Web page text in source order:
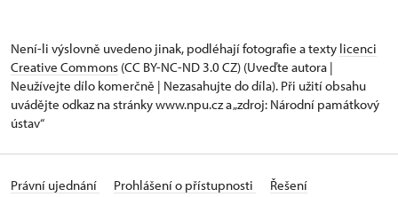
Není-li výslovně uvedeno jinak, podléhají fotografie a texty licenci
Creative Commons (CC BY-NC-ND 3.0 CZ) (Uveďte autora |
Neužívejte dílo komerčně | Nezasahujte do díla). Při užití obsahu
uvádějte odkaz na stránky www.npu.cz a „zdroj: Národní památkový
ústav“
Právní ujednání Prohlášení o přístupnosti
Řešení